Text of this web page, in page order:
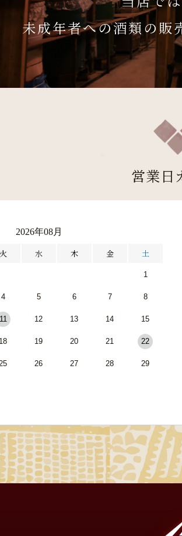
未成年者への酒類の販
営業日
2026年08月
水 木 金 土
1
4 5 6 7 8
12 13 14 15
19 20 21 22
26 27 28 29